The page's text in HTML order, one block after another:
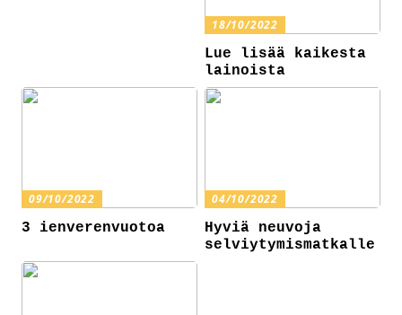
18/10/2022
Lue lisää kaikesta
lainoista
09/10/2022
3 ienverenvuotoa
04/10/2022
Hyviä neuvoja
selviytymismatkalle